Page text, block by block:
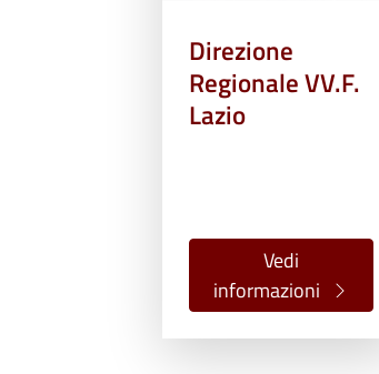
Direzione
Regionale VV.F.
Lazio
Vedi
informazioni